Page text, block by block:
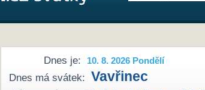
Dnes je: 10. 8. 2026 Pondělí
Dnes má svátek: Vavřinec